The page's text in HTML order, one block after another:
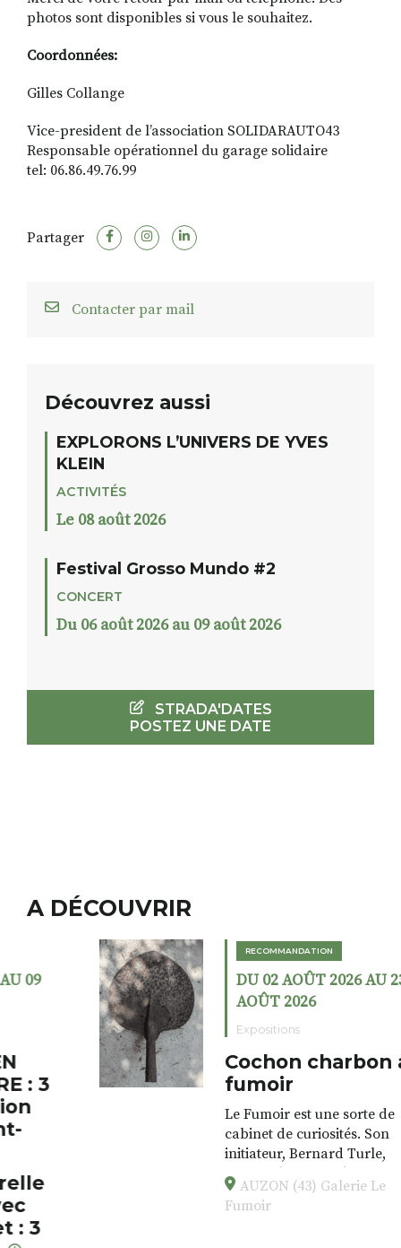
photos sont disponibles si vous le souhaitez.
Coordonnées:
Gilles Collange
Vice-president de l’association SOLIDARAUTO43
Responsable opérationnel du garage solidaire
tel: 06.86.49.76.99
Partager
Contacter par mail
Découvrez aussi
EXPLORONS L’UNIVERS DE YVES
KLEIN
ACTIVITÉS
Le 08 août 2026
Festival Grosso Mundo #2
CONCERT
Du 06 août 2026 au 09 août 2026
STRADA'DATES
POSTEZ UNE DATE
A DÉCOUVRIR
RECOMMANDATION
DU 02 AOÛT 2026 AU 23
AOÛT 2026
Expositions
Cochon charbon au
fumoir
Le Fumoir est une sorte de
cabinet de curiosités. Son
initiateur, Bernard Turle,
s’amuse à donner à voir des
associations fertiles, graves ou
drôles, parfois fumeuses. Des
AUZON (43) Galerie Le